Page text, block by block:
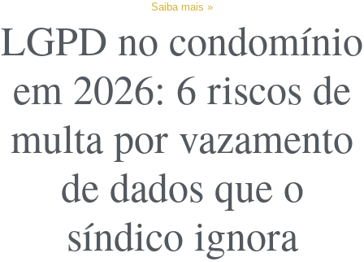
Saiba mais »
LGPD no condomínio
em 2026: 6 riscos de
multa por vazamento
de dados que o
síndico ignora